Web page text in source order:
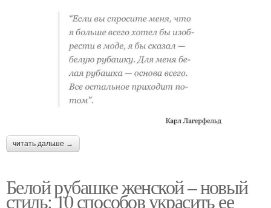
читать дальше →
Белой рубашке женской – новый
стиль: 10 способов украсить ее